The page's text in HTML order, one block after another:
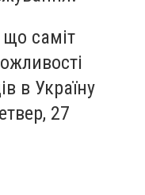
що саміт
в Україну
27